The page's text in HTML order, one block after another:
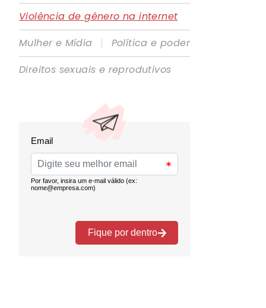
Violência de gênero na internet
Mulher e Mídia
|
Política e poder
Direitos sexuais e reprodutivos